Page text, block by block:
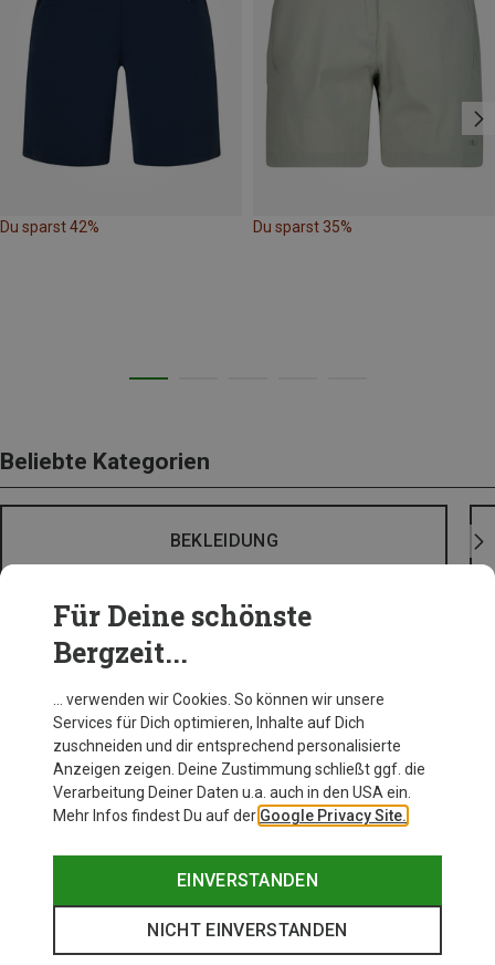
Du sparst 42% Du sparst 35%
Beliebte Kategorien
BEKLEIDUNG
Für Deine schönste
Bergzeit...
… verwenden wir Cookies. So können wir unsere
Services für Dich optimieren, Inhalte auf Dich
zuschneiden und dir entsprechend personalisierte
Anzeigen zeigen. Deine Zustimmung schließt ggf. die
Verarbeitung Deiner Daten u.a. auch in den USA ein.
Mehr Infos findest Du auf der Google Privacy Site.
EINVERSTANDEN
NICHT EINVERSTANDEN